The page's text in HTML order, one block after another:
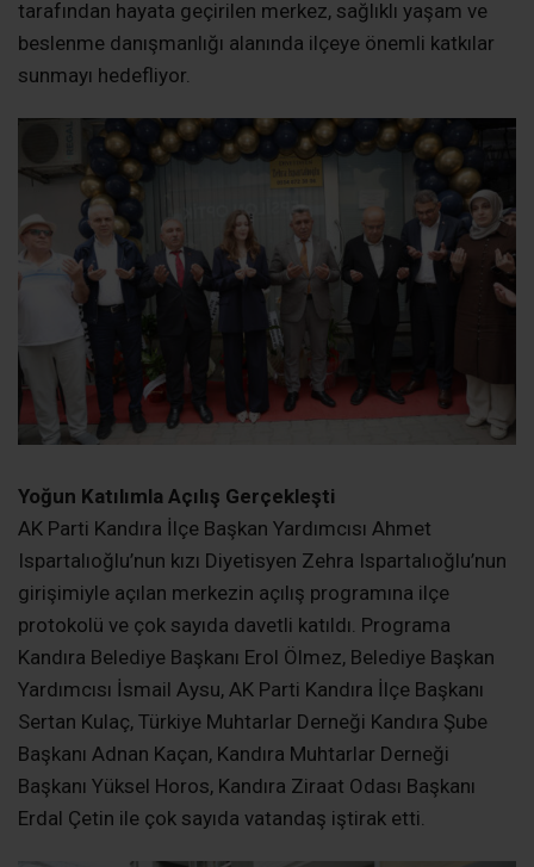
tarafından hayata geçirilen merkez, sağlıklı yaşam ve
beslenme danışmanlığı alanında ilçeye önemli katkılar
sunmayı hedefliyor.
Yoğun Katılımla Açılış Gerçekleşti
AK Parti Kandıra İlçe Başkan Yardımcısı Ahmet
Ispartalıoğlu’nun kızı Diyetisyen Zehra Ispartalıoğlu’nun
girişimiyle açılan merkezin açılış programına ilçe
protokolü ve çok sayıda davetli katıldı. Programa
Kandıra Belediye Başkanı Erol Ölmez, Belediye Başkan
Yardımcısı İsmail Aysu, AK Parti Kandıra İlçe Başkanı
Sertan Kulaç, Türkiye Muhtarlar Derneği Kandıra Şube
Başkanı Adnan Kaçan, Kandıra Muhtarlar Derneği
Başkanı Yüksel Horos, Kandıra Ziraat Odası Başkanı
Erdal Çetin ile çok sayıda vatandaş iştirak etti.